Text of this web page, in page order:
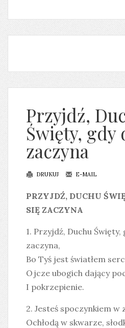
Przyjdź,
Święty, gdy
zaczyna
DRUKUJ E-MAIL
PRZYJDŹ, DUCHU
SIĘ ZACZYNA
1. Przyjdź, Duchu Święty,
zaczyna,
Bo Tyś jest światłem
Ojcze ubogich dający
I pokrzepienie.
2. Jesteś spoczynkiem w
Ochłodą w skwarze,